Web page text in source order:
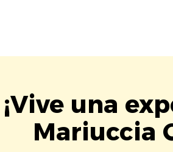
¡Vive una
Mariuccia